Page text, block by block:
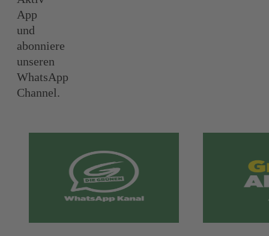
App
und
abonniere
unseren
WhatsApp
Channel.